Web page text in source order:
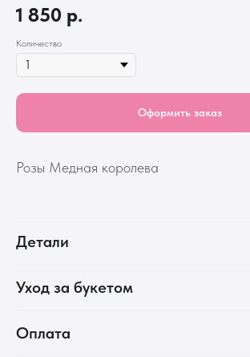
1 850 р.
Количество
Оформить заказ
Розы Медная королева
Детали
Уход за букетом
Оплата